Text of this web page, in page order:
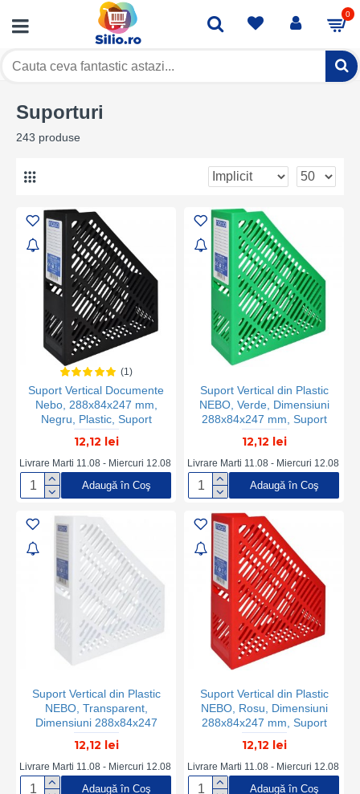
0
Bibliorafturi Suporturi
Suporturi
243 produse
Suport Vertical Documente
Nebo, 288x84x247 mm,
Negru, Plastic, Suport
Documente, Suport
Documente Negru, Suport
Documente din Plastic,
Suport Documente Vertical,
Organizator Documente,
12,12 lei
(1)
Livrare Marti 11.08 - Miercuri 12.08
Adaugă în Coş
Suport Vertical din Plastic
NEBO, Verde, Dimensiuni
288x84x247 mm, Suport
Documente, Suport
Documente Verde, Suport
Documente din Plastic,
Suport Documente Vertical,
Organizator Documente,
Organizator Dosare
12,12 lei
Livrare Marti 11.08 - Miercuri 12.08
Adaugă în Coş
Suport Vertical din Plastic
NEBO, Transparent,
Dimensiuni 288x84x247
mm, Suport Documente,
Suport Documente
Transparent, Suport
Documente din Plastic,
12,12 lei
Livrare Marti 11.08 - Miercuri 12.08
Adaugă în Coş
Suport Vertical din Plastic
NEBO, Rosu, Dimensiuni
288x84x247 mm, Suport
Documente, Suport
Documente Rosu, Suport
Documente din Plastic,
Suport Documente Vertical,
12,12 lei
Livrare Marti 11.08 - Miercuri 12.08
Adaugă în Coş